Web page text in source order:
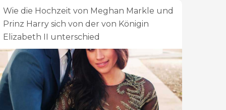
Wie die Hochzeit von Meghan Markle und
Prinz Harry sich von der von Königin
Elizabeth II unterschied